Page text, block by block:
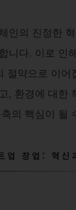
인의 진정한
니다. 이로 인
절약으로 이
, 환경에 대한
의 핵심이 될
업 창업: 혁